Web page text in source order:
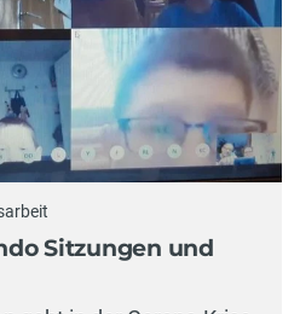
Sitzungen und